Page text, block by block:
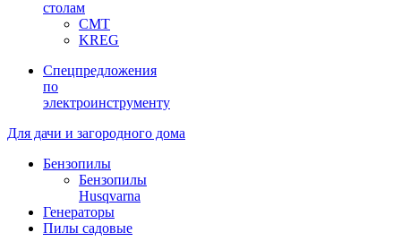
столам
CMT
KREG
Спецпредложения
по
электроинструменту
Для дачи и загородного дома
Бензопилы
Бензопилы
Husqvarna
Генераторы
Пилы садовые